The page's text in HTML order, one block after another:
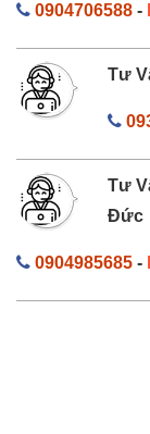
0904706588 -
Tư
Tư
Đức
0904985685 -